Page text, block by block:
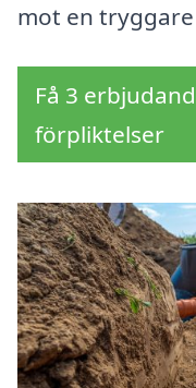
mot en
Få 3
förpliktelser